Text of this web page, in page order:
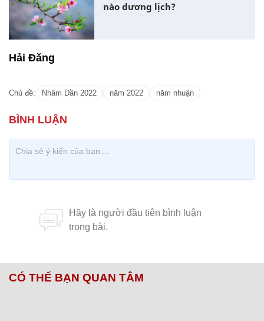
nào dương lịch?
Hải Đăng
Chủ đề: Nhâm Dần 2022 năm 2022 năm nhuận
CÓ THỂ BẠN QUAN TÂM